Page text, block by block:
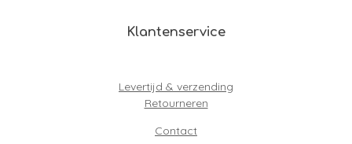
Klantenservice
Levertijd & verzending
Retourneren
Contact